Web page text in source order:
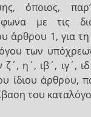
όποιος,
με τις
άρθρου 1, για τη
των
η΄, ιβ΄, ιγ΄,
ίδιου άρθρου,
του